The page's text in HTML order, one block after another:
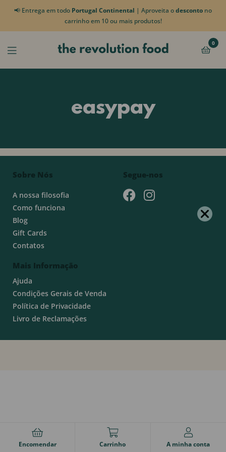
📢 Entrega em todo Portugal Continental | Aproveita odesconto no
carrinho em 10 ou mais produtos!
0
easypay
Sobre Nós
A nossa filosofia
Como funciona
Blog
Gift Cards
Contatos
Mais Informação
Ajuda
Condições Gerais de Venda
Política de Privacidade
Livro de Reclamações
Segue-nos
Encomendar Carrinho A minha conta